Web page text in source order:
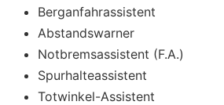
Berganfahrassistent
Abstandswarner
Notbremsassistent (F.A.)
Spurhalteassistent
Totwinkel-Assistent